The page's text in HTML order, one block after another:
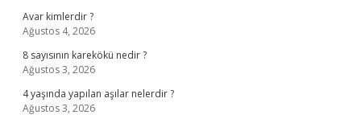
Avar kimlerdir ?
Ağustos 4, 2026
8 sayısının karekökü nedir ?
Ağustos 3, 2026
4 yaşında yapılan aşılar nelerdir ?
Ağustos 3, 2026